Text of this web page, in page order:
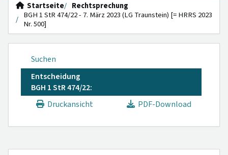
Startseite
Rechtsprechung
BGH 1 StR 474/22 - 7. März 2023 (LG Traunstein) [= HRRS 2023
Nr. 500]
Suchen
Entscheidung
BGH 1 StR 474/22:
Druckansicht
PDF-Download